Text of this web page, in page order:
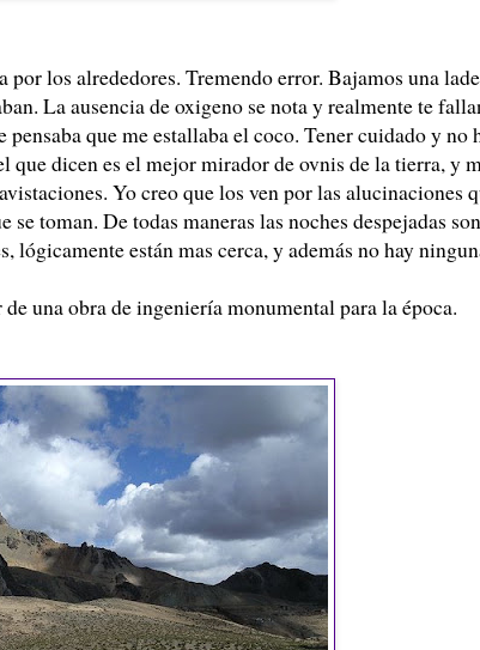
los alrededores. Tremendo error. Bajamos una
La ausencia de oxigeno se nota y realmente te
que me estallaba el coco. Tener cuidado y no
que dicen es el mejor mirador deovnis de la tierra, y
avistaciones. Yo creo que los ven por las alucinaciones
toman. De todas maneras las noches despejadas son
lógicamente están mas cerca, y además no hay
una obra de ingeniería monumental para la época.